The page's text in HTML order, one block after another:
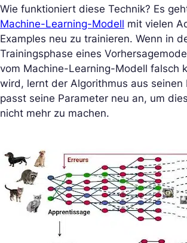
Wie funktioniert diese Technik? Es
Machine-Learning-Modell mit vielen
Examples neu zu trainieren. Wenn in
Trainingsphase eines
vom Machine-Learning-Modell falsch
wird, lernt der Algorithmus aus seinen
passt seine Parameter neu an, um
nicht mehr zu machen.